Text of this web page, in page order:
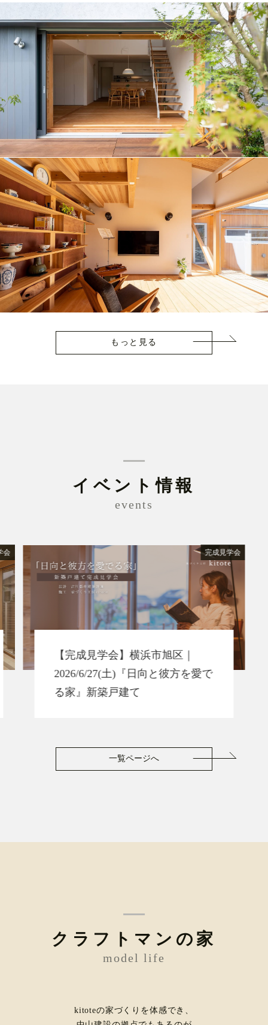
もっと見る
イベント情報
events
会 完成見学会
【完成見学会】横浜市旭区｜
2026/6/27(土)『日向と彼方を愛で
る家』新築戸建て
一覧ページへ
クラフトマンの家
model life
kitoteの家づくりを体感でき、